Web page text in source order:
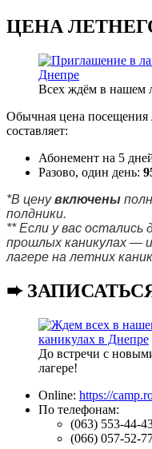
ЦЕНА
Всех ждём в нашем
Обычная цена посещения
составляет:
Абонемент на 5
Разово, один день:
*В ценувключены
полдники.
** Если у вас остались
прошлых каникулах —
лагере на летних
➨
До встречи с
лагере!
Online: https://
По телефонам:
(063) 553-44-
(066) 057-52-